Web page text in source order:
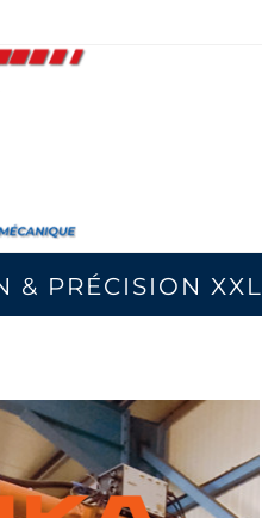
& PRÉCISION XXL